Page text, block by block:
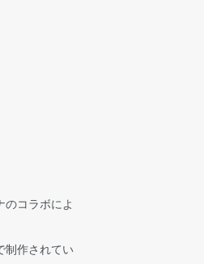
コラボによ
制作されてい